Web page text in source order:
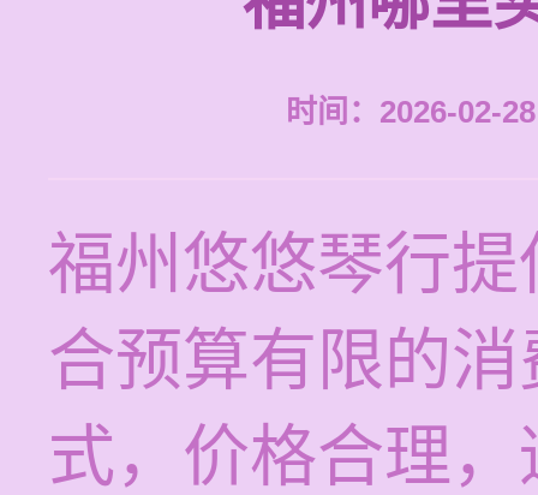
时间：2026-02-
福州悠悠琴行
合预算有限的
式，价格合理